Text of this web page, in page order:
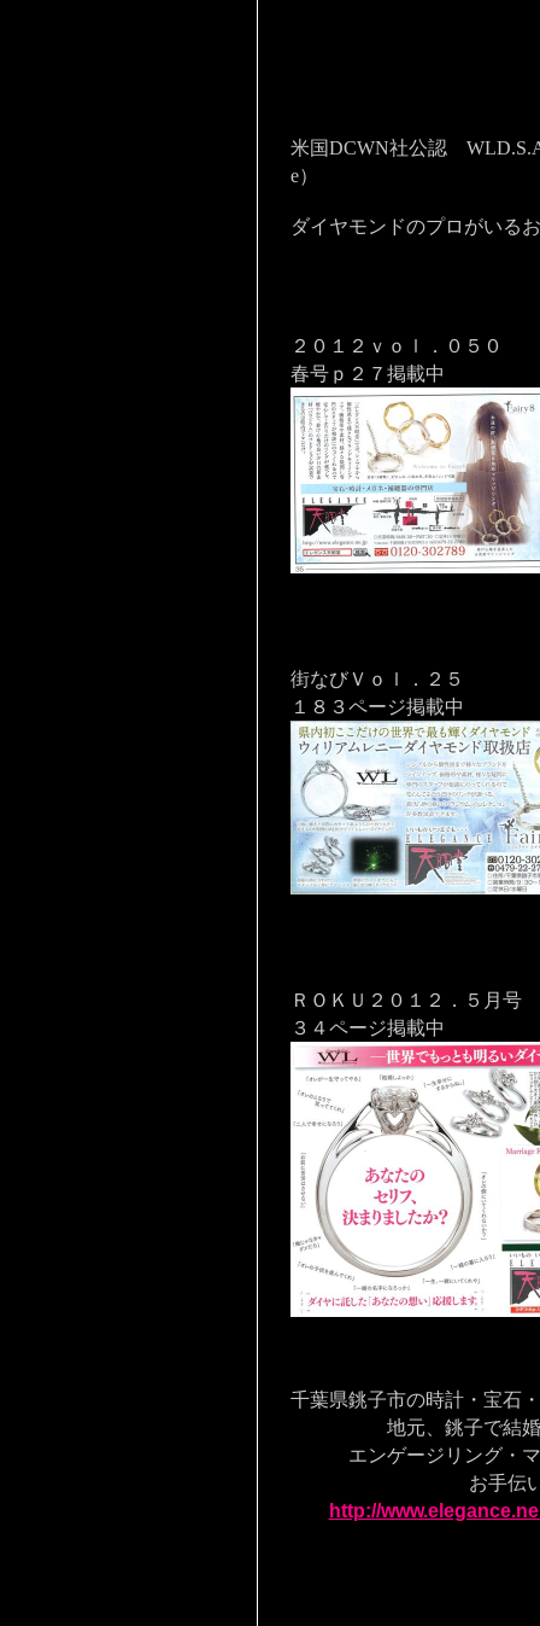
米国DCWN社公認 WLD.S.A
e）
ダイヤモンドのプロがいる
２０１２ｖｏｌ．０５０
春号ｐ２７掲載中
街なびＶｏｌ．２５
１８３ページ掲載中
ＲＯＫＵ２０１２．５月号
３４ページ掲載中
千葉県銚子市の時計・宝石
地元、銚子で結婚す
エンゲージリング・マ
お手伝いを致
http://